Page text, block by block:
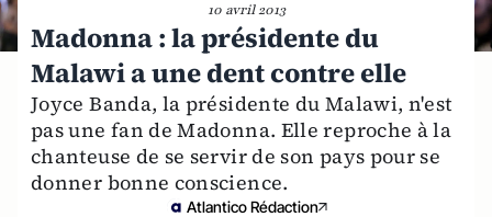
10 avril 2013
Madonna : la présidente du
Malawi a une dent contre elle
Joyce Banda, la présidente du Malawi, n'est
pas une fan de Madonna. Elle reproche à la
chanteuse de se servir de son pays pour se
donner bonne conscience.
Atlantico Rédaction